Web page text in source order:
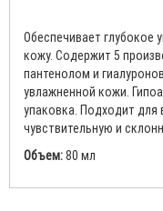
Обеспечивает глубокое
кожу. Содержит 5
пантенолом и
увлажненной кожи.
упаковка. Подходит для
чувствительную и
Объем:80 мл